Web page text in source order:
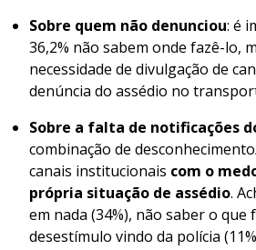
Sobre quem não denunciou: é
36,2% não sabem onde fazê-lo,
necessidade de divulgação de
denúncia do assédio no
Sobre a falta de notificações
combinação de
canais institucionais com o
própria situação de assédio.
em nada (34%), não saber o que
desestímulo vindo da polícia